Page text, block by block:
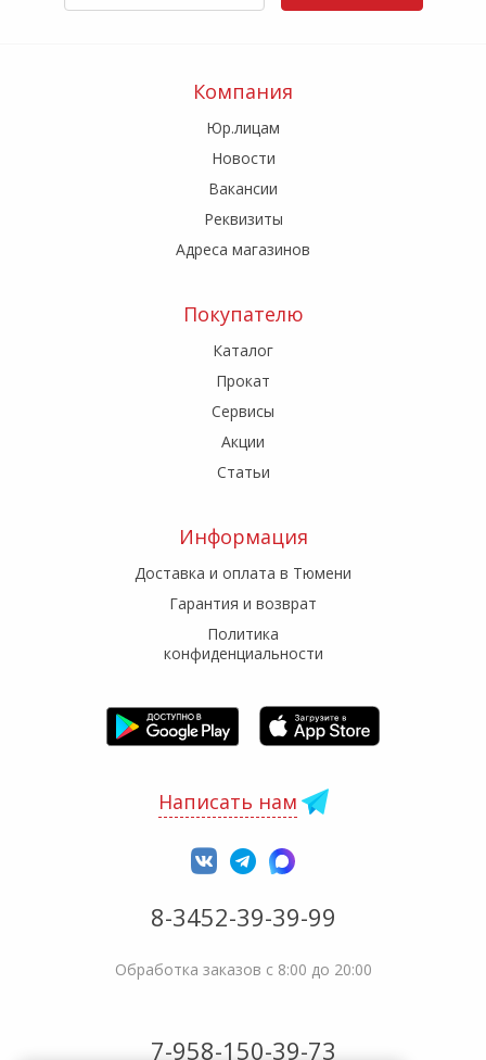
Компания
Юр.лицам
Новости
Вакансии
Реквизиты
Адреса магазинов
Покупателю
Каталог
Прокат
Сервисы
Акции
Статьи
Информация
Доставка и оплата в Тюмени
Гарантия и возврат
Политика
конфиденциальности
Написать нам
8-3452-39-39-99
Обработка заказов с 8:00 до 20:00
7-958-150-39-73